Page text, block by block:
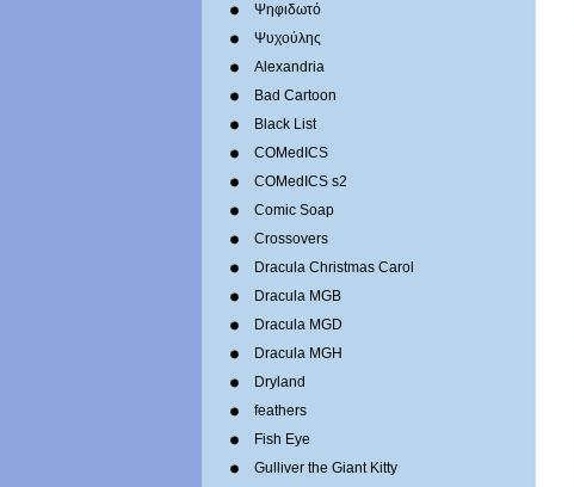
Ψηφιδωτό
Ψυχούλης
Alexandria
Bad Cartoon
Black List
COMedICS
COMedICS s2
Comic Soap
Crossovers
Dracula Christmas Carol
Dracula MGB
Dracula MGD
Dracula MGH
Dryland
feathers
Fish Eye
Gulliver the Giant Kitty